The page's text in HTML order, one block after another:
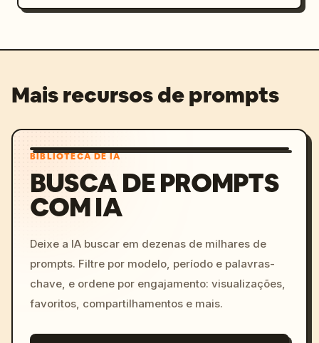
Mais recursos de prompts
BIBLIOTECA DE IA
BUSCA DE PROMPTS
COM IA
Deixe a IA buscar em dezenas de milhares de
prompts. Filtre por modelo, período e palavras-
chave, e ordene por engajamento: visualizações,
favoritos, compartilhamentos e mais.